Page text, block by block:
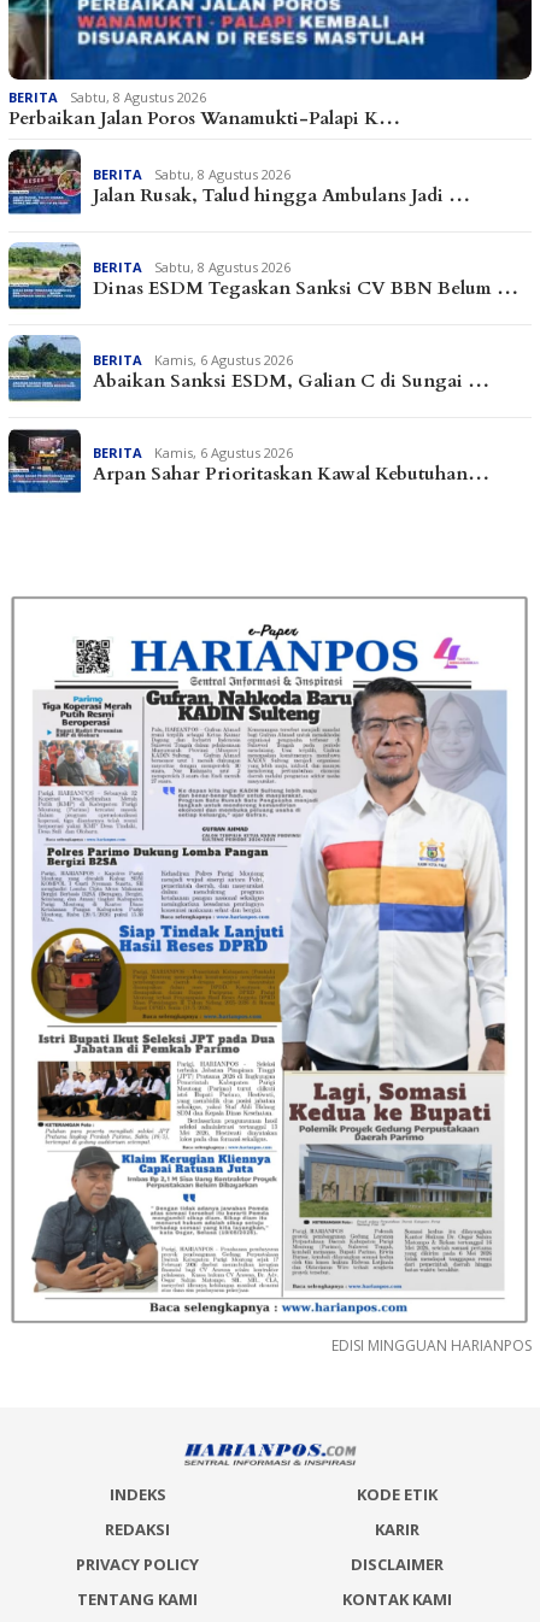
BERITA Sabtu, 8 Agustus 2026
Perbaikan Jalan Poros Wanamukti-Palapi K…
BERITA Sabtu, 8 Agustus 2026
Jalan Rusak, Talud hingga Ambulans Jadi …
BERITA Sabtu, 8 Agustus 2026
Dinas ESDM Tegaskan Sanksi CV BBN Belum …
BERITA Kamis, 6 Agustus 2026
Abaikan Sanksi ESDM, Galian C di Sungai …
BERITA Kamis, 6 Agustus 2026
Arpan Sahar Prioritaskan Kawal Kebutuhan…
EDISI MINGGUAN HARIANPOS
INDEKS
KODE ETIK
REDAKSI
KARIR
PRIVACY POLICY
DISCLAIMER
TENTANG KAMI
KONTAK KAMI